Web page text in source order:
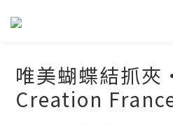
唯美蝴蝶結抓
Creation